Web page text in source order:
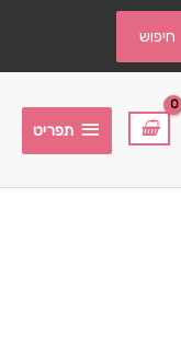
חיפוש
תפריט
תפריט